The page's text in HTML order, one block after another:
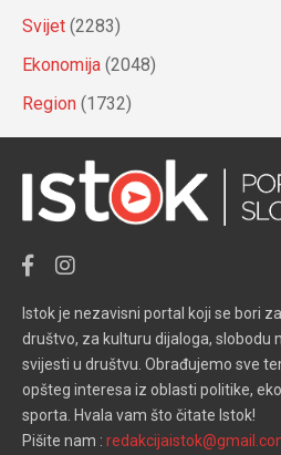
Svijet (2283)
Ekonomija (2048)
Region (1732)
Istok je nezavisni portal koji se bori
društvo, za kulturu dijaloga, slobodu
svijesti u društvu. Obrađujemo sve
opšteg interesa iz oblasti politike,
sporta. Hvala vam što čitate Istok!
Pišite nam :